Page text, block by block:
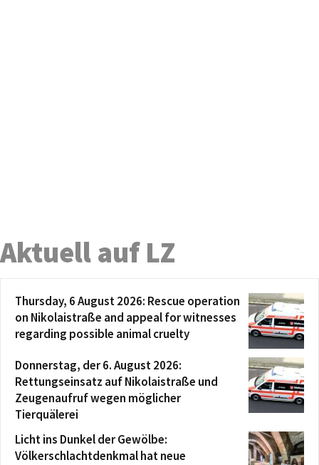
Aktuell auf LZ
Thursday, 6 August 2026: Rescue operation
on Nikolaistraße and appeal for witnesses
regarding possible animal cruelty
Donnerstag, der 6. August 2026:
Rettungseinsatz auf Nikolaistraße und
Zeugenaufruf wegen möglicher
Tierquälerei
Licht ins Dunkel der Gewölbe:
Völkerschlachtdenkmal hat neue